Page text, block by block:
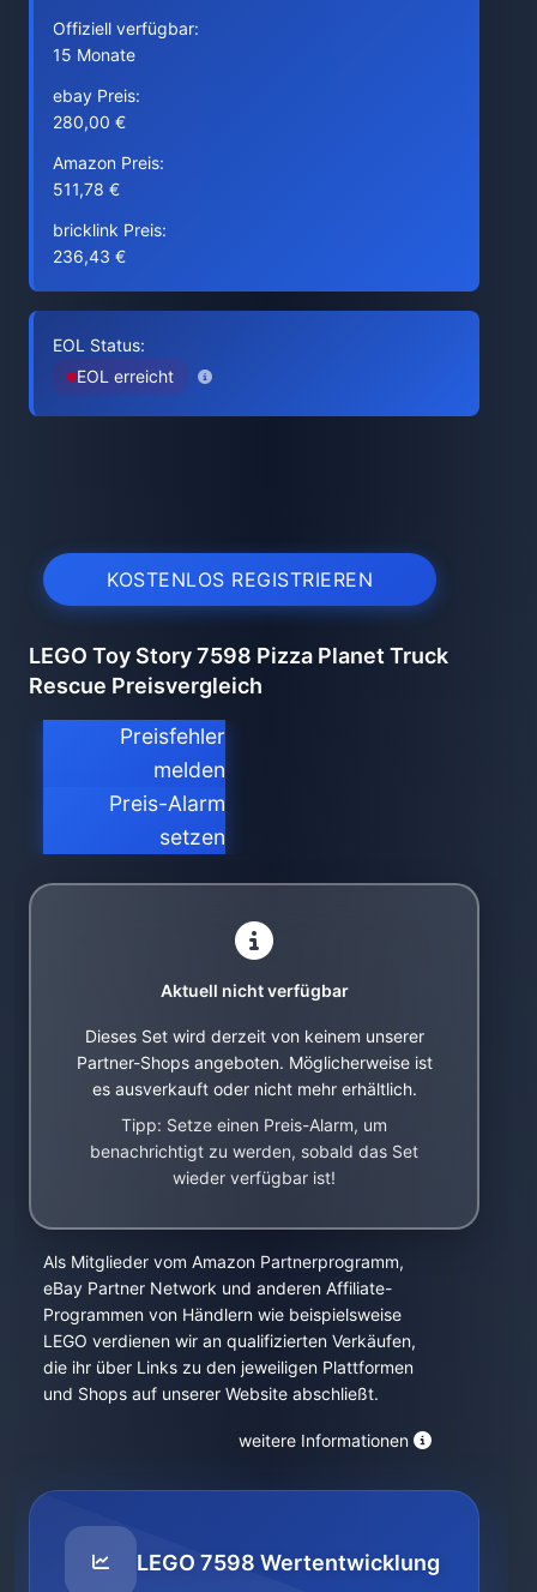
Offiziell verfügbar:
15 Monate
ebay Preis:
280,00 €
Amazon Preis:
511,78 €
bricklink Preis:
236,43 €
EOL Status:
EOL erreicht
KOSTENLOS REGISTRIEREN
LEGO Toy Story 7598 Pizza Planet Truck
Rescue Preisvergleich
Preisfehler
melden
Preis-Alarm
setzen
Aktuell nicht verfügbar
Dieses Set wird derzeit von keinem unserer
Partner-Shops angeboten. Möglicherweise ist
es ausverkauft oder nicht mehr erhältlich.
Tipp: Setze einen Preis-Alarm, um
benachrichtigt zu werden, sobald das Set
wieder verfügbar ist!
Als Mitglieder vom Amazon Partnerprogramm,
eBay Partner Network und anderen Affiliate-
Programmen von Händlern wie beispielsweise
LEGO verdienen wir an qualifizierten Verkäufen,
die ihr über Links zu den jeweiligen Plattformen
und Shops auf unserer Website abschließt.
weitere Informationen
LEGO 7598 Wertentwicklung